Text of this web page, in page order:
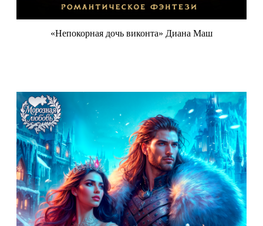
«Непокорная дочь виконта» Диана Маш